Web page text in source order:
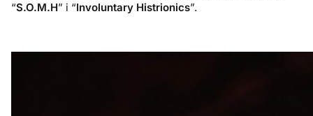
“S.O.M.H” i “Involuntary Histrionics”.